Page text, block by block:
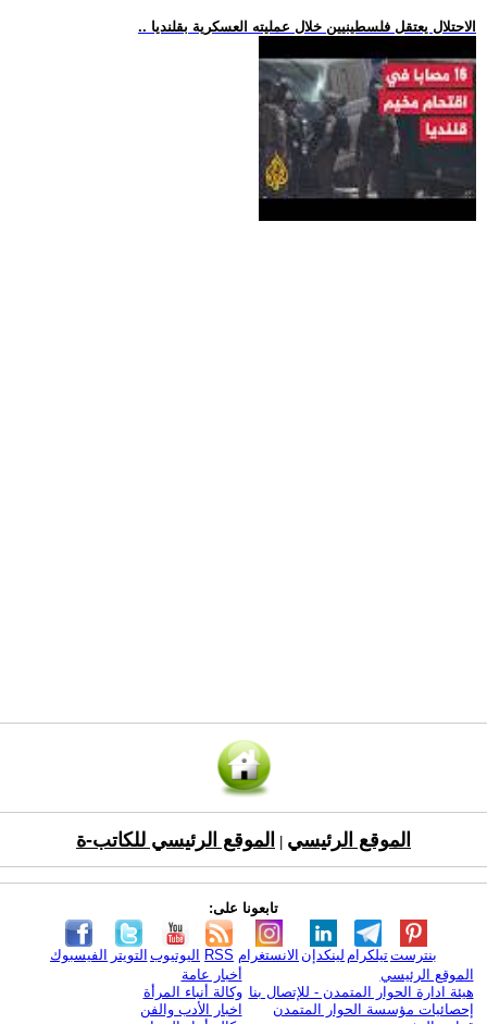
.. الاحتلال يعتقل فلسطينيين خلال عمليته العسكرية بقلنديا
الموقع الرئيسي الموقع الرئيسي للكاتب-ة
تابعونا على:
الفيسبوك التويتر اليوتيوب RSS الانستغرام لينكدإن تيلكرامبنترست
الموقع الرئيسي
هيئة ادارة الحوار المتمدن - للإتصال بنا
إحصائيات مؤسسة الحوار المتمدن
أخبار عامة
وكالة أنباء المرأة
اخبار الأدب والفن